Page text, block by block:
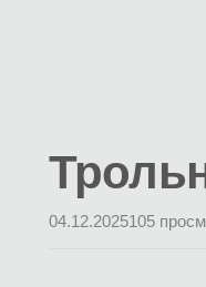
04.12.2025105